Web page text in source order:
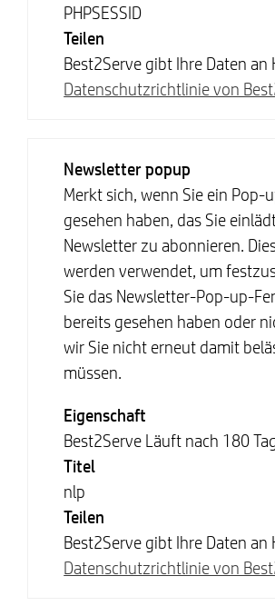
PHPSESSID
Teilen
Best2Serve gibt Ihre Daten an
Datenschutzrichtlinie von
Newsletter popup
Merkt sich, wenn Sie ein Pop-
gesehen haben, das Sie
Newsletter zu abonnieren.
werden verwendet, um
Sie das Newsletter-Pop-up-
bereits gesehen haben oder
wir Sie nicht erneut damit
müssen.
Eigenschaft
Best2Serve Läuft nach 180
Titel
nlp
Teilen
Best2Serve gibt Ihre Daten an
Datenschutzrichtlinie von